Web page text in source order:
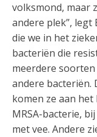
volksmond, maar
andere plek”,
die we in het
bacteriën die
meerdere
andere bacteriën.
komen ze aan het
MRSA-bacterie,
met vee. Andere